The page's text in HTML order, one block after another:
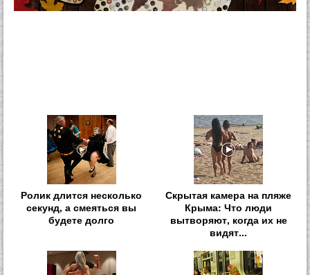
Ролик длится несколько
секунд, а смеяться вы
будете долго
Скрытая камера на пляже
Крыма: Что люди
вытворяют, когда их не
видят...